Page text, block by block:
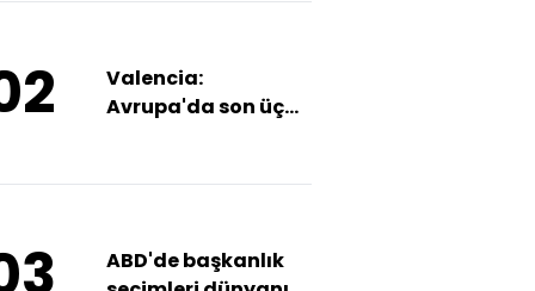
Valencia:
Avrupa'da son üç
öldü
ABD'de başkanlık